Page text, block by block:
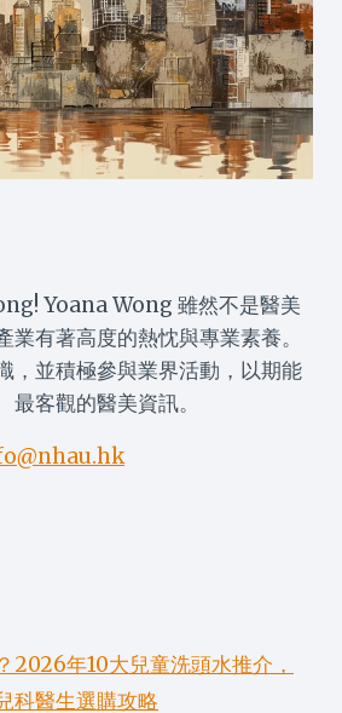
Yoana Wong 雖然不是醫美
業有著高度的熱忱與專業素養。
，並積極參與業界活動，以期能
客觀的醫美資訊。
2026年10大兒童洗頭水推介，
科醫生選購攻略